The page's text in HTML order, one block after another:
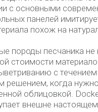
с основными
панелей
похож на
породы песчаника не
стоимости
с
решением, когда
облицовкой.
внешне